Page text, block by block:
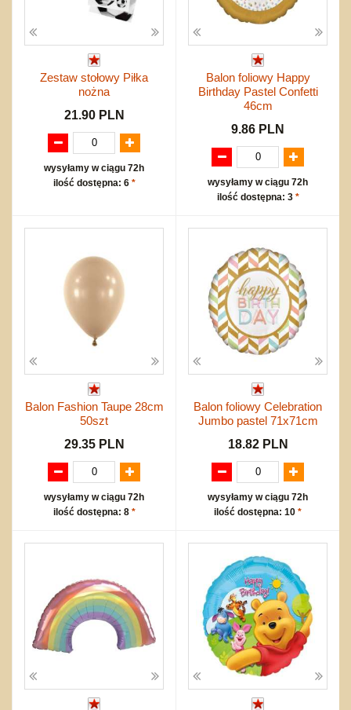
Zestaw stołowy Piłka
nożna
21.90 PLN
wysyłamy w ciągu 72h
ilość dostępna: 6 *
Balon foliowy Happy
Birthday Pastel Confetti
46cm
9.86 PLN
wysyłamy w ciągu 72h
ilość dostępna: 3 *
Balon Fashion Taupe 28cm
50szt
29.35 PLN
wysyłamy w ciągu 72h
ilość dostępna: 8 *
Balon foliowy Celebration
Jumbo pastel 71x71cm
18.82 PLN
wysyłamy w ciągu 72h
ilość dostępna: 10 *